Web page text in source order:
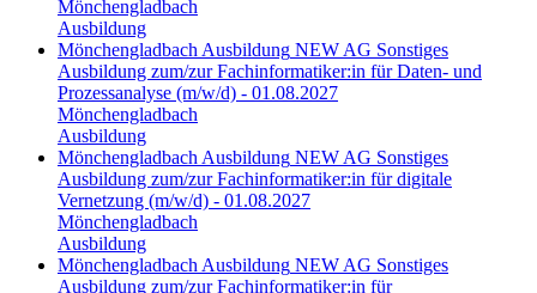
Mönchengladbach
Ausbildung
Mönchengladbach Ausbildung NEW AG Sonstiges
Ausbildung zum/zur Fachinformatiker:in für Daten- und
Prozessanalyse (m/w/d) - 01.08.2027
Mönchengladbach
Ausbildung
Mönchengladbach Ausbildung NEW AG Sonstiges
Ausbildung zum/zur Fachinformatiker:in für digitale
Vernetzung (m/w/d) - 01.08.2027
Mönchengladbach
Ausbildung
Mönchengladbach Ausbildung NEW AG Sonstiges
Ausbildung zum/zur Fachinformatiker:in für